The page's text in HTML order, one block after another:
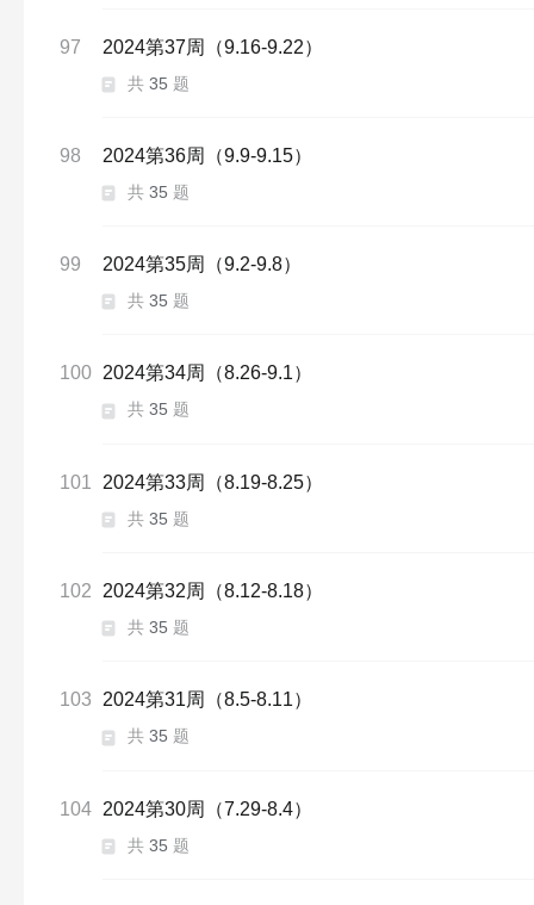
97 2024第37周（9.16-9.22）
共 35 题
98 2024第36周（9.9-9.15）
共 35 题
99 2024第35周（9.2-9.8）
共 35 题
100 2024第34周（8.26-9.1）
共 35 题
101 2024第33周（8.19-8.25）
共 35 题
102 2024第32周（8.12-8.18）
共 35 题
103 2024第31周（8.5-8.11）
共 35 题
104 2024第30周（7.29-8.4）
共 35 题